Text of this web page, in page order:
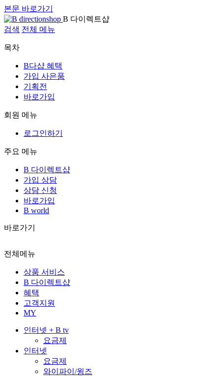
본문 바로가기
B 다이렉트샵
검색 전체 메뉴
목차
B다샵 혜택
가입 사은품
기획전
바로가입
회원 메뉴
로그인하기
주요 메뉴
B 다이렉트샵
가입 상담
상담 신청
바로가입
B world
바로가기
전체메뉴
상품 서비스
B 다이렉트샵
혜택
고객지원
MY
인터넷 + B tv
요금제
인터넷
요금제
와이파이/윙즈